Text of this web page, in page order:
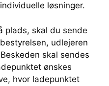
løsninger.
plads, skal du sende
udlejeren
skal sendes
ønskes
hvor ladepunktet